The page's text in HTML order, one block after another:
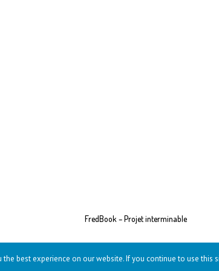
FredBook – Projet interminable
best experience on our website. If you continue to use